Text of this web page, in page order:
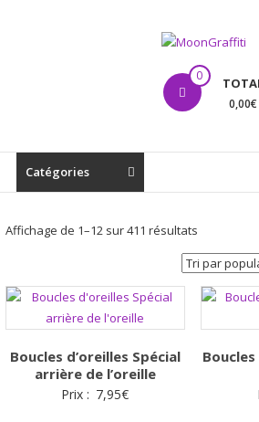
MoonGraffiti 0
0,00€
Catégories
Affichage de 1–12 sur 411 résultatsTrié
par
popularité
Boucles d’oreilles Spécial
arrière de l’oreille
Prix : 7,95€